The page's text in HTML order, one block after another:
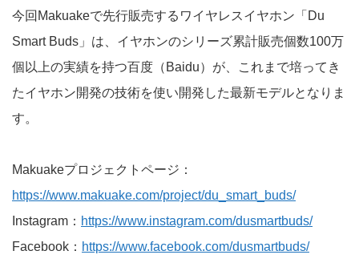
今回Makuakeで先行販売するワイヤレスイヤホン「Du
Smart Buds」は、イヤホンのシリーズ累計販売個数100万
個以上の実績を持つ百度（Baidu）が、これまで培ってき
たイヤホン開発の技術を使い開発した最新モデルとなりま
す。
Makuakeプロジェクトページ：
https://www.makuake.com/project/du_smart_buds/
Instagram： https://www.instagram.com/dusmartbuds/
Facebook： https://www.facebook.com/dusmartbuds/